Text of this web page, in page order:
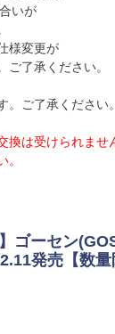
いが
様変更が
ご了承ください。
。ご了承ください。
換は受けられませ
。
ゴーセン
発売【数量